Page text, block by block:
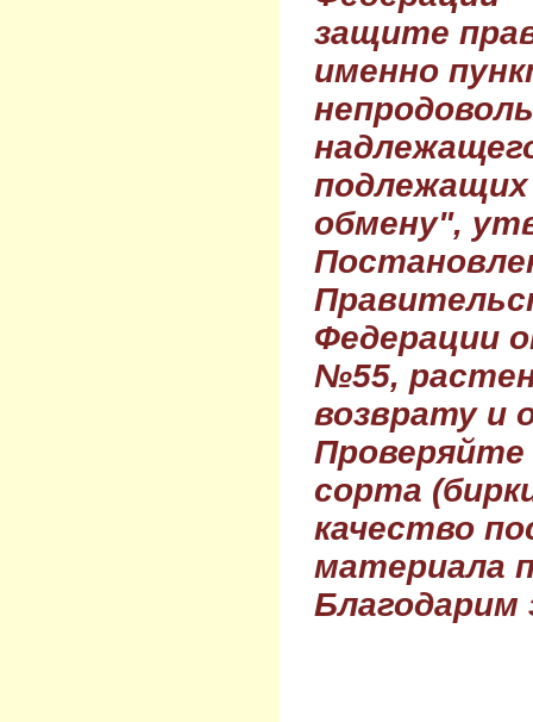
защите
именно
обмену",
Федерации
№55,
возврату и
Проверяйте
сорта
качество
материала
Благодарим